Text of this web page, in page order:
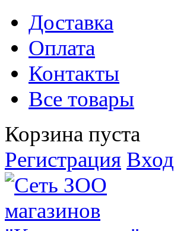
Доставка
Оплата
Контакты
Все товары
Корзина пуста
Регистрация Вход